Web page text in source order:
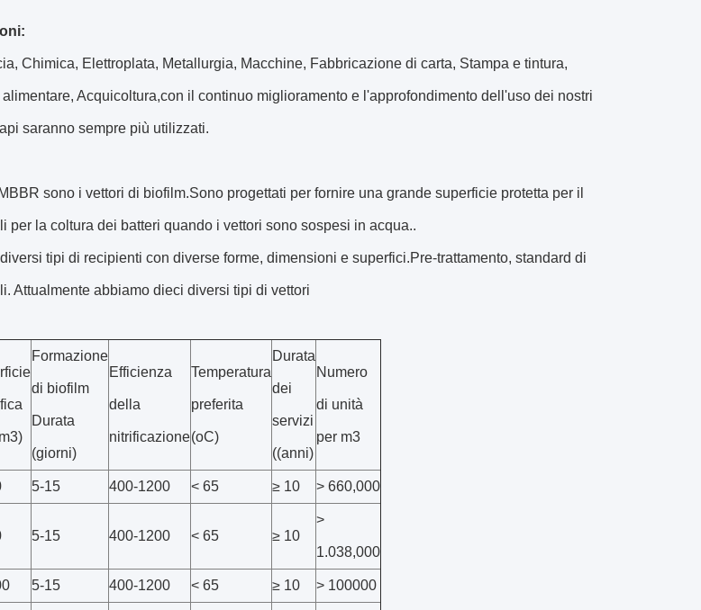
Chimica, Elettroplata, Metallurgia, Macchine, Fabbricazione di carta, Stampa e tintura,
Acquicoltura,con il continuo miglioramento e l'approfondimento dell'uso dei nostri
saranno sempre più utilizzati.
sono i vettori di biofilm.Sono progettati per fornire una grande superficie protetta per il
per la coltura dei batteri quando i vettori sono sospesi in acqua..
tipi di recipienti con diverse forme, dimensioni e superfici.Pre-trattamento, standard di
Attualmente abbiamo dieci diversi tipi di vettori
Formazione
di biofilm
Durata
(giorni)
Efficienza
della
nitrificazione
Temperatura
preferita
(oC)
Durata
dei
servizi
((anni)
Numero
di unità
per m3
5-15 400-1200 < 65 ≥ 10 > 660,000
5-15 400-1200 < 65 ≥ 10
>
1.038,000
5-15 400-1200 < 65 ≥ 10 > 100000